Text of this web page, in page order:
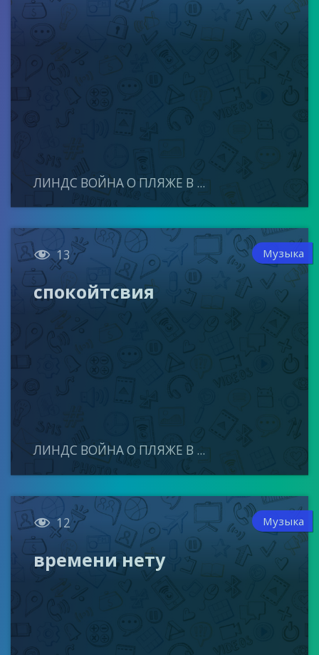
ЛИНДС ВОЙНА О ПЛЯЖЕ В ...
 13 Музыка
спокойтсвия
ЛИНДС ВОЙНА О ПЛЯЖЕ В ...
 12 Музыка
времени нету